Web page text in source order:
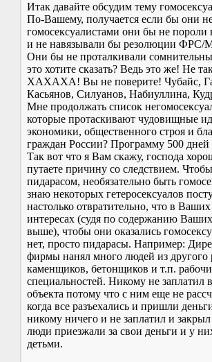
Итак давайте обсудим тему
По-Вашему, получается если бы они
гомосексуалистами они бы не
и не навязывали бы резолюции ФРС/
Они бы не проталкивали
это хотите сказать? Ведь это же! Не
ХАХАХА! Вы не поверите! Чубайс,
Касьянов, Силуанов, Набиуллина,
Мне продолжать список
которые протаскивают чудовищные
экономики, общественного строя и
граждан России? Программу 500
Так вот что я Вам скажу, господа
путаете причину со следствием.
пидарасом, необязательно быть
знаю некоторых гетеросексуалов
настолько отвратительно, что в
интересах (судя по содержанию
выше), чтобы они оказались
нет, просто пидарасы. Например:
фирмы нанял много людей из другого
каменщиков, бетонщиков и т.п.
специальностей. Никому не заплатил
объекта потому что с ним еще не
когда все разъехались и пришли
никому ничего и не заплатил и
люди приезжали за свои деньги и у
детьми.